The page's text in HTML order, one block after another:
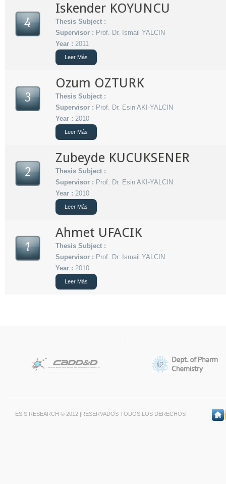
4
Iskender KOYUNCU
Thesis Subject :
Supervisor : Prof. Dr. Ismail YALCIN
Year : 2011
Leer Más
3
Ozum OZTURK
Thesis Subject :
Supervisor : Prof. Dr. Esin AKI-YALCIN
Year : 2010
Leer Más
2
Zubeyde KUCUKSENER
Thesis Subject :
Supervisor : Prof. Dr. Esin AKI-YALCIN
Year : 2010
Leer Más
1
Ahmet UFACIK
Thesis Subject :
Supervisor : Prof. Dr. Ismail YALCIN
Year : 2010
Leer Más
ESIS RESEARCH © 2012 |RESERVADOS TODOS LOS DERECHOS